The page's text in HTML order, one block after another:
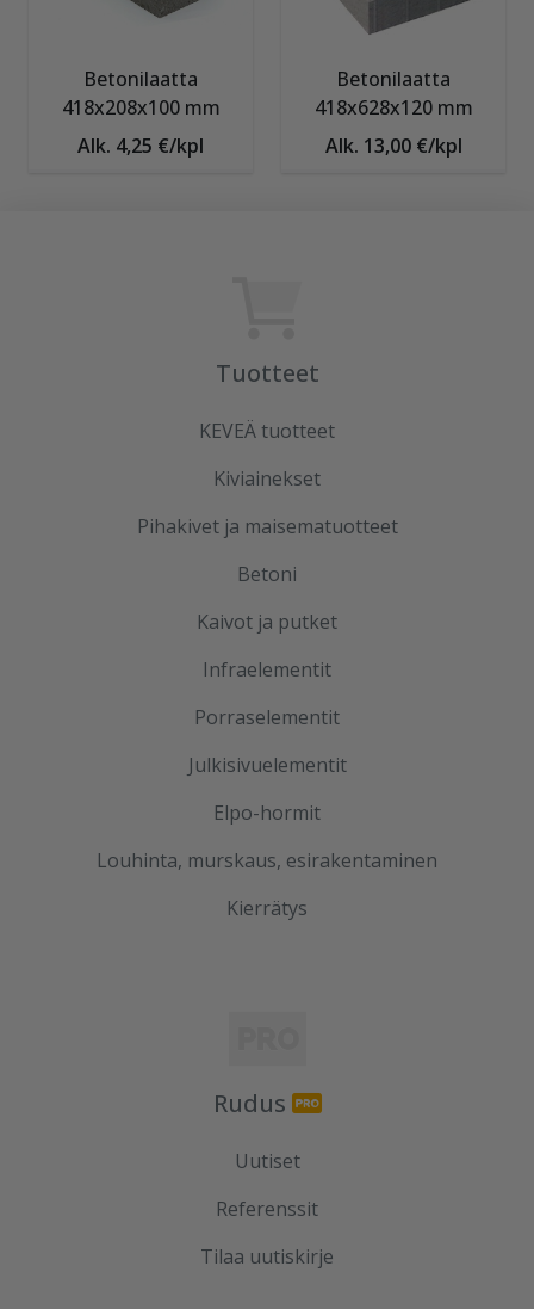
Betonilaatta
418x208x100 mm
Alk. 4,25 €/kpl
Betonilaatta
418x628x120 mm
Alk. 13,00 €/kpl
Tuotteet
KEVEÄ tuotteet
Kiviainekset
Pihakivet ja maisematuotteet
Betoni
Kaivot ja putket
Infraelementit
Porraselementit
Julkisivuelementit
Elpo-hormit
Louhinta, murskaus, esirakentaminen
Kierrätys
Rudus
Uutiset
Referenssit
Tilaa uutiskirje